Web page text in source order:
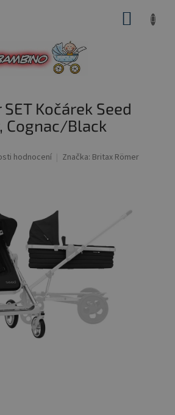
Kočárek Seed
Cognac/Black
hodnocení Značka: Britax Römer